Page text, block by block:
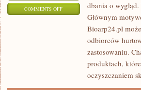
COMMENTS OFFON
KOSMETYKI
dbania o
Głównym
Bioarp24.pl
odbiorców
zastosowaniu.
produktach,
oczyszczaniem